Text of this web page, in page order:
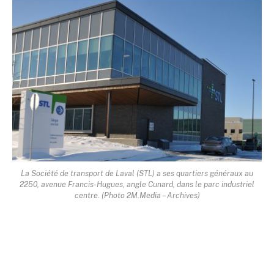
La Société de transport de Laval (STL) a ses quartiers généraux au
2250, avenue Francis-Hugues, angle Cunard, dans le parc industriel
centre. (Photo 2M.Media – Archives)